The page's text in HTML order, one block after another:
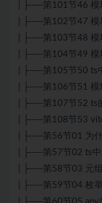
| ├──第101节46
| ├──第102节47 模
| ├──第103节48 模
| ├──第104节49 模
| ├──第105节50 ts
| ├──第106节51 模
| ├──第107节52 ts
| ├──第108节53
| ├──第56节01 为
| ├──第57节02 ts
| ├──第58节03 元
| ├──第59节04 枚